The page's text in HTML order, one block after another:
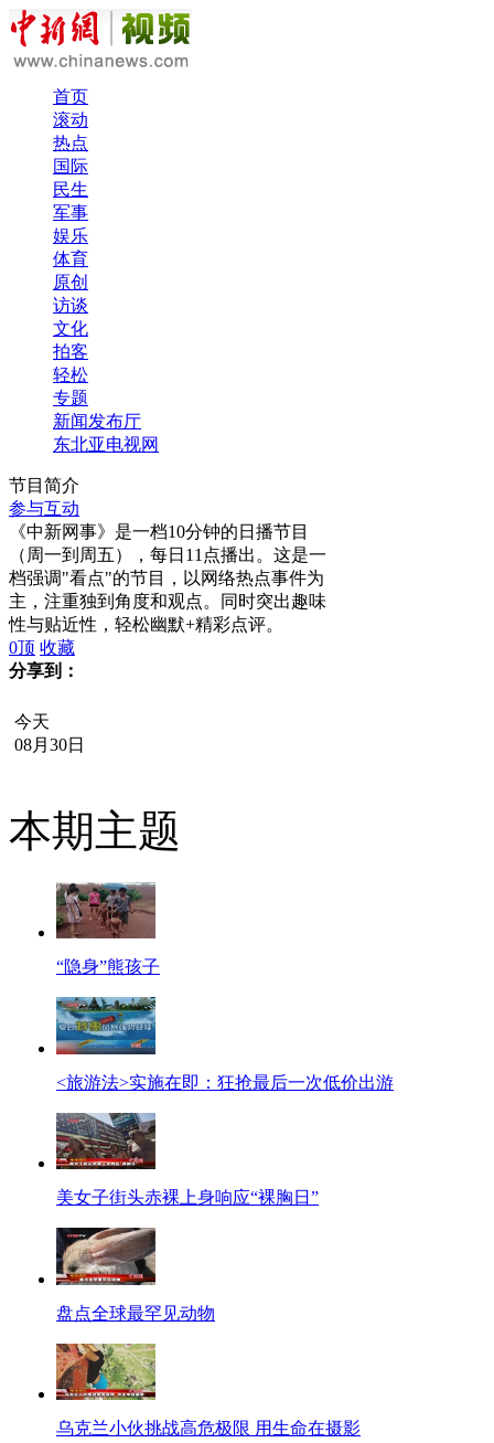
首页
滚动
热点
国际
民生
军事
娱乐
体育
原创
访谈
文化
拍客
轻松
专题
新闻发布厅
东北亚电视网
节目简介
参与互动
《中新网事》是一档10分钟的日播节目
（周一到周五），每日11点播出。这是一
档强调"看点"的节目，以网络热点事件为
主，注重独到角度和观点。同时突出趣味
性与贴近性，轻松幽默+精彩点评。
0顶 收藏
分享到：
今天
08月30日
本期主题
“隐身”熊孩子
<旅游法>实施在即：狂抢最后一次低价出游
美女子街头赤裸上身响应“裸胸日”
盘点全球最罕见动物
乌克兰小伙挑战高危极限 用生命在摄影